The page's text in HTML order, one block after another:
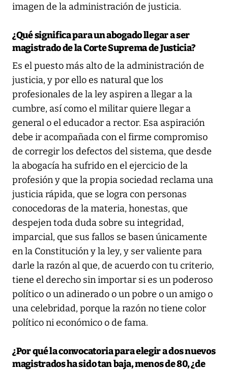
imagen de la administración de justicia.
¿Qué significa para un abogado llegar a ser
magistrado de la Corte Suprema de Justicia?
Es el puesto más alto de la administración de
justicia, y por ello es natural que los
profesionales de la ley aspiren a llegar a la
cumbre, así como el militar quiere llegar a
general o el educador a rector. Esa aspiración
debe ir acompañada con el firme compromiso
de corregir los defectos del sistema, que desde
la abogacía ha sufrido en el ejercicio de la
profesión y que la propia sociedad reclama una
justicia rápida, que se logra con personas
conocedoras de la materia, honestas, que
despejen toda duda sobre su integridad,
imparcial, que sus fallos se basen únicamente
en la Constitución y la ley, y ser valiente para
darle la razón al que, de acuerdo con tu criterio,
tiene el derecho sin importar si es un poderoso
político o un adinerado o un pobre o un amigo o
una celebridad, porque la razón no tiene color
político ni económico o de fama.
¿Por qué la convocatoria para elegir a dos nuevos
magistrados ha sido tan baja, menos de 80, ¿de